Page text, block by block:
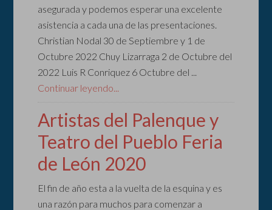
asegurada y podemos esperar una excelente
asistencia a cada una de las presentaciones.
Christian Nodal 30 de Septiembre y 1 de
Octubre 2022 Chuy Lizarraga 2 de Octubre del
2022 Luis R Conriquez 6 Octubre del ...
Continuar leyendo...
Artistas del Palenque y
Teatro del Pueblo Feria
de León 2020
El fin de año esta a la vuelta de la esquina y es
una razón para muchos para comenzar a